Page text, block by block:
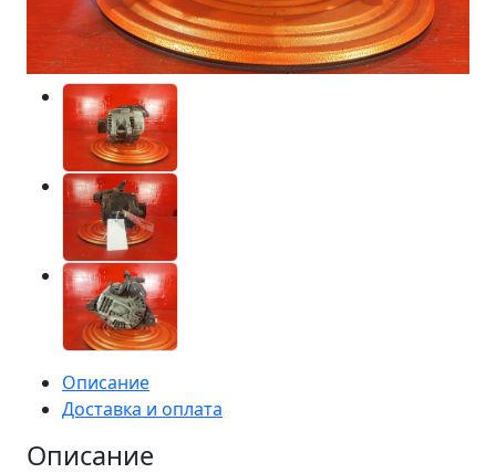
Описание
Доставка и оплата
Описание